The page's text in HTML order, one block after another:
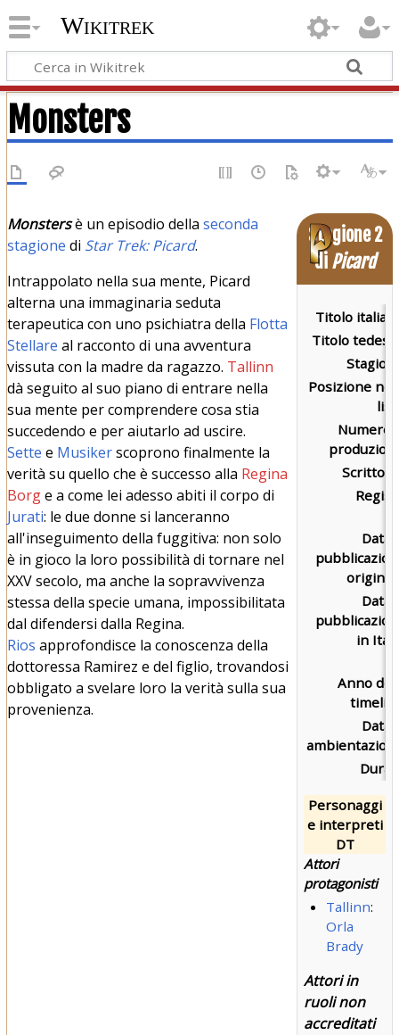
Wikitrek
Monsters
Stagione 2
di Picard
Titolo
Titolo
Posizione
Numero
Scritto
Data
Data
in
Anno
Data
Personaggi
e interpreti
DT
Attori
protagonisti
Tallinn:
Orla
Brady
Attori in
ruoli non
accreditati
Monstersè un episodio della seconda
stagione di Star Trek: Picard.
Intrappolato nella sua mente, Picard
alterna una immaginaria seduta
terapeutica con uno psichiatra della Flotta
Stellare al racconto di una avventura
vissuta con la madre da ragazzo. Tallinn
dà seguito al suo piano di entrare nella
sua mente per comprendere cosa stia
succedendo e per aiutarlo ad uscire.
Sette e Musikerscoprono finalmente la
verità su quello che è successo alla Regina
Borge a come lei adesso abiti il corpo di
Jurati: le due donne si lanceranno
all'inseguimento della fuggitiva: non solo
è in gioco la loro possibilità di tornare nel
XXV secolo, ma anche la sopravvivenza
stessa della specie umana, impossibilitata
dal difendersi dalla Regina.
Rios approfondisce la conoscenza della
dottoressa Ramirez e del figlio, trovandosi
obbligato a svelare loro la verità sulla sua
provenienza.